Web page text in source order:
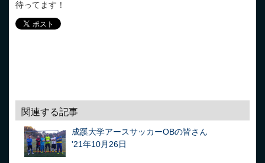
待ってます！
関連する記事
成蹊大学アースサッカーOBの皆さん
'21年10月26日